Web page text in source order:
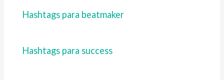
Hashtags para beatmaker
Hashtags para success